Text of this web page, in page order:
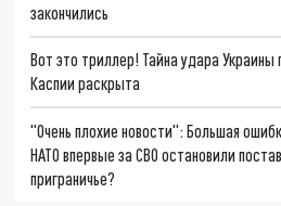
закончились
Вот это триллер! Тайна удара Украины
Каспии раскрыта
"Очень плохие новости": Большая
НАТО впервые за СВО остановили
приграничье?